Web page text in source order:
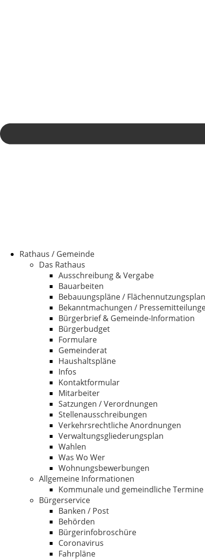
Rathaus / Gemeinde
Das Rathaus
Ausschreibung & Vergabe
Bauarbeiten
Bebauungspläne / Flächennutzungsplan
Bekanntmachungen /
Bürgerbrief & Gemeinde-Information
Bürgerbudget
Formulare
Gemeinderat
Haushaltspläne
Infos
Kontaktformular
Mitarbeiter
Satzungen / Verordnungen
Stellenausschreibungen
Verkehrsrechtliche Anordnungen
Verwaltungsgliederungsplan
Wahlen
Was Wo Wer
Wohnungsbewerbungen
Allgemeine Informationen
Kommunale und gemeindliche Termine
Bürgerservice
Banken / Post
Behörden
Bürgerinfobroschüre
Coronavirus
Fahrpläne